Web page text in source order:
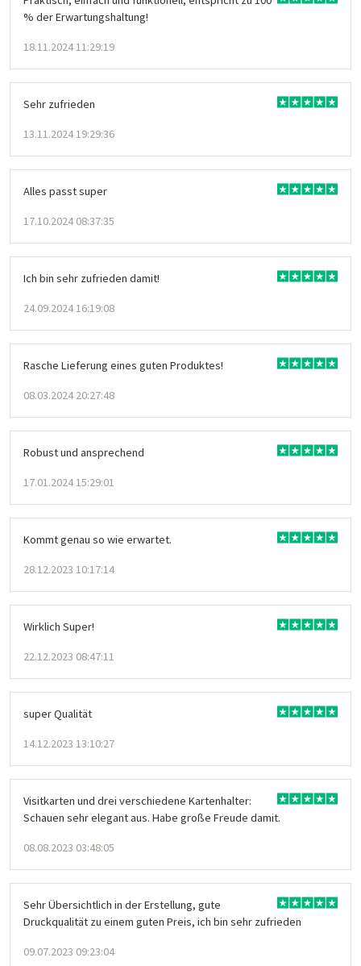
% der Erwartungshaltung!
18.11.2024 11:29:19
Sehr zufrieden
13.11.2024 19:29:36
Alles passt super
17.10.2024 08:37:35
Ich bin sehr zufrieden damit!
24.09.2024 16:19:08
Rasche Lieferung eines guten Produktes!
08.03.2024 20:27:48
Robust und ansprechend
17.01.2024 15:29:01
Kommt genau so wie erwartet.
28.12.2023 10:17:14
Wirklich Super!
22.12.2023 08:47:11
super Qualität
14.12.2023 13:10:27
Visitkarten und drei verschiedene Kartenhalter:
Schauen sehr elegant aus. Habe große Freude damit.
08.08.2023 03:48:05
Sehr Übersichtlich in der Erstellung, gute
Druckqualität zu einem guten Preis, ich bin sehr zufrieden
09.07.2023 09:23:04